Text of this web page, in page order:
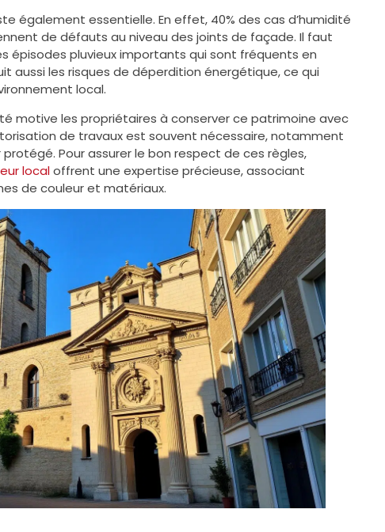
également essentielle. En effet, 40% des cas d’humidité
de défauts au niveau des joints de façade. Il faut
épisodes pluvieux importants qui sont fréquents en
aussi les risques de déperdition énergétique, ce qui
local.
motive les propriétaires à conserver ce patrimoine avec
de travaux est souvent nécessaire, notamment
Pour assurer le bon respect de ces règles,
localoffrent une expertise précieuse, associant
de couleur et matériaux.